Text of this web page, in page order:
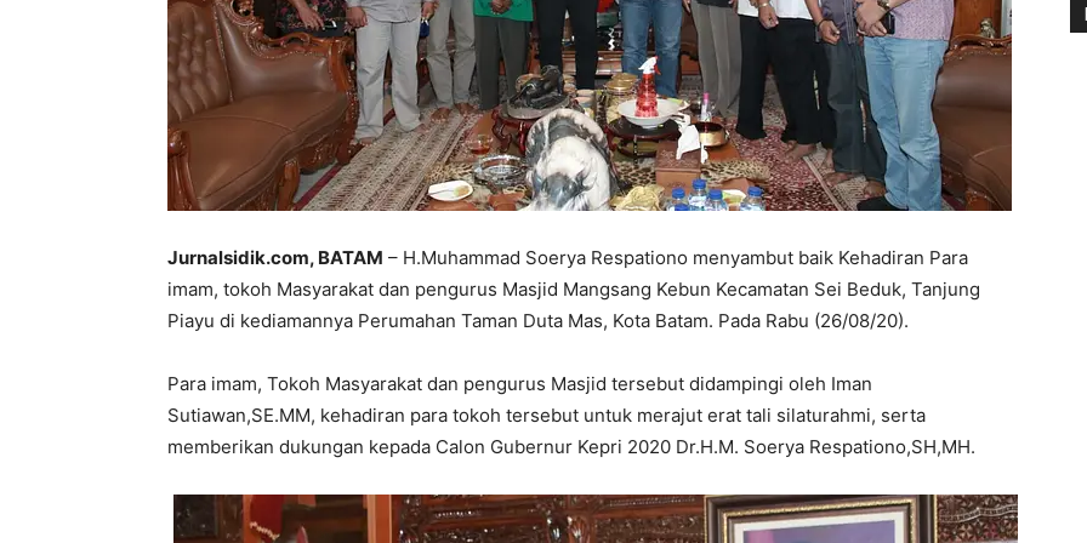
Jurnalsidik.com, BATAM – H.Muhammad Soerya Respationo menyambut baik Kehadiran Para
imam, tokoh Masyarakat dan pengurus Masjid Mangsang Kebun Kecamatan Sei Beduk, Tanjung
Piayu di kediamannya Perumahan Taman Duta Mas, Kota Batam. Pada Rabu (26/08/20).
Para imam, Tokoh Masyarakat dan pengurus Masjid tersebut didampingi oleh Iman
Sutiawan,SE.MM, kehadiran para tokoh tersebut untuk merajut erat tali silaturahmi, serta
memberikan dukungan kepada Calon Gubernur Kepri 2020 Dr.H.M. Soerya Respationo,SH,MH.